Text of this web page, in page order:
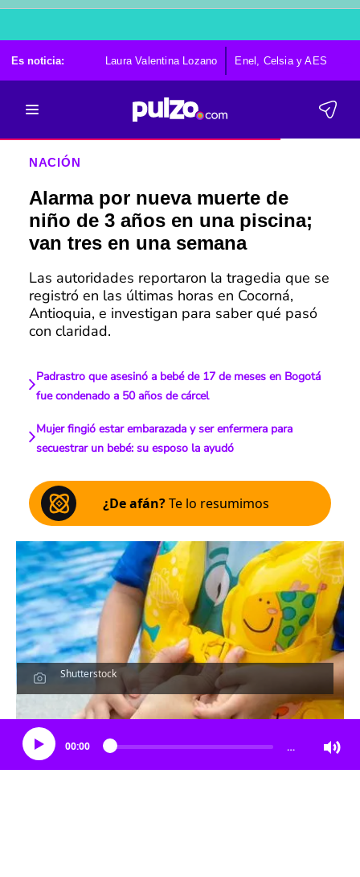
Es noticia: Laura Valentina Lozano Enel, Celsia y AES
NACIÓN
Alarma por nueva muerte de
niño de 3 años en una piscina;
van tres en una semana
Las autoridades reportaron la tragedia que se
registró en las últimas horas en Cocorná,
Antioquia, e investigan para saber qué pasó
con claridad.
Padrastro que asesinó a bebé de 17 de meses en Bogotá
fue condenado a 50 años de cárcel
Mujer fingió estar embarazada y ser enfermera para
secuestrar un bebé: su esposo la ayudó
¿De afán?Te lo resumimos
Shutterstock
Escucha el artículo
00:00 …